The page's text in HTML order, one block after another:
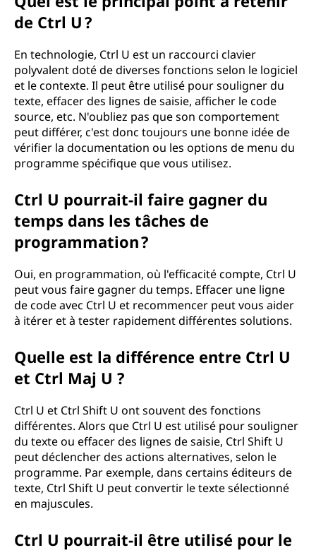
de Ctrl U ?
En technologie, Ctrl U est un raccourci clavier
polyvalent doté de diverses fonctions selon le logiciel
et le contexte. Il peut être utilisé pour souligner du
texte, effacer des lignes de saisie, afficher le code
source, etc. N'oubliez pas que son comportement
peut différer, c'est donc toujours une bonne idée de
vérifier la documentation ou les options de menu du
programme spécifique que vous utilisez.
Ctrl U pourrait-il faire gagner du
temps dans les tâches de
programmation ?
Oui, en programmation, où l'efficacité compte, Ctrl U
peut vous faire gagner du temps. Effacer une ligne
de code avec Ctrl U et recommencer peut vous aider
à itérer et à tester rapidement différentes solutions.
Quelle est la différence entre Ctrl U
et Ctrl Maj U ?
Ctrl U et Ctrl Shift U ont souvent des fonctions
différentes. Alors que Ctrl U est utilisé pour souligner
du texte ou effacer des lignes de saisie, Ctrl Shift U
peut déclencher des actions alternatives, selon le
programme. Par exemple, dans certains éditeurs de
texte, Ctrl Shift U peut convertir le texte sélectionné
en majuscules.
Ctrl U pourrait-il être utilisé pour le